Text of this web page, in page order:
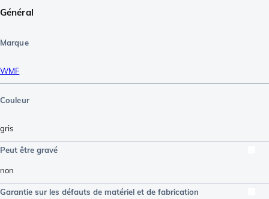
Général
Marque
WMF
Couleur
gris
Peut être gravé
non
Garantie sur les défauts de matériel et de fabrication